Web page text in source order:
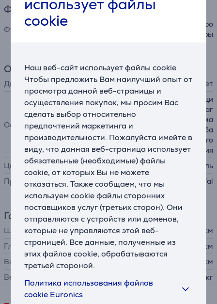
использует файлы
cookie
Наш веб-сайт использует файлы cookie
Чтобы предложить Вам наилучший опыт от
просмотра данной веб-страницы и
осуществления покупок, мы просим Вас
сделать выбор относительно
предпочтений маркетинга и
производительности. Пожалуйста имейте в
виду, что данная веб-страница использует
обязательные (необходимые) файлы
cookie, от которых Вы не можете
отказаться. Также сообщаем, что мы
используем cookie файлы сторонних
поставщиков услуг (третьих сторон). Они
отправляются с устройств или доменов,
которые не управляются этой веб-
страницей. Все данные, полученные из
этих файлов cookie, обрабатываются
третьей стороной.
Политика использования файлов
cookie Euronics
Функции
Функции тостера
отсек для провода, регулиро
вка температуры
Общий параметр
Дисплей нет
Особенности
6 уровней поджарки, функци
я остановки/отмены, рычаг
для поднятия тостов, автома
тическое размещение хлеба
по центру для равномерного
поджаривания
Цвет
нержавеющая сталь
Производитель
Tefal
Габариты
Ширина
15,1 см
Глубина
25,6 см
Высота
16,9 см
Вес
0,81 кг